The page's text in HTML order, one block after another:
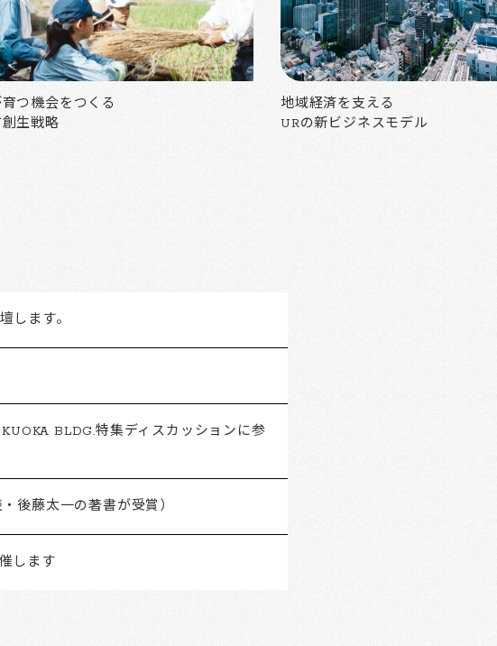
つ機会をつくる
生戦略
地域経済を支える
URの新ビジネスモデル
します。
BLDG.特集ディスカッションに参
後藤太一の著書が受賞）
します